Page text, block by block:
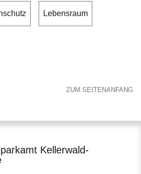
Lebensraum
ZUM SEITENANFANG
Kellerwald-